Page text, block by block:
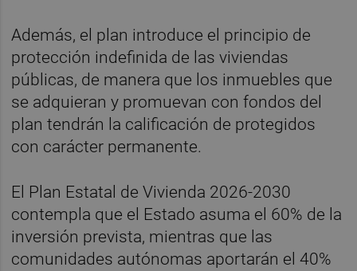
Además, el plan introduce el principio de
protección indefinida de las viviendas
públicas, de manera que los inmuebles que
se adquieran y promuevan con fondos del
plan tendrán la calificación de protegidos
con carácter permanente.
El Plan Estatal de Vivienda 2026-2030
contempla que el Estado asuma el 60% de la
inversión prevista, mientras que las
comunidades autónomas aportarán el 40%